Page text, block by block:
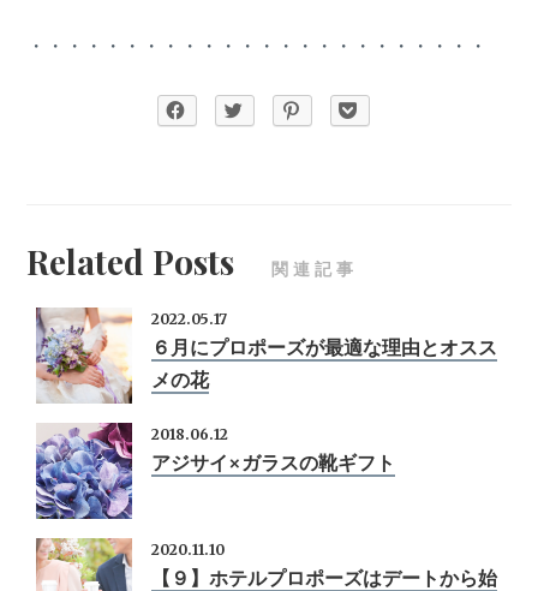
・・・・・・・・・・・・・・・・・・・・・・・・
Related Posts 関連記事
2022.05.17
６月にプロポーズが最適な理由とオスス
メの花
2018.06.12
アジサイ×ガラスの靴ギフト
2020.11.10
【９】ホテルプロポーズはデートから始